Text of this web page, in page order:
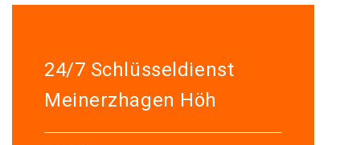
24/7 Schlüsseldienst
Meinerzhagen Höh